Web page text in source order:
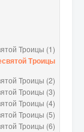
Троицы (1)
Троицы
Троицы (2)
Троицы (3)
Троицы (4)
Троицы (5)
Троицы (6)